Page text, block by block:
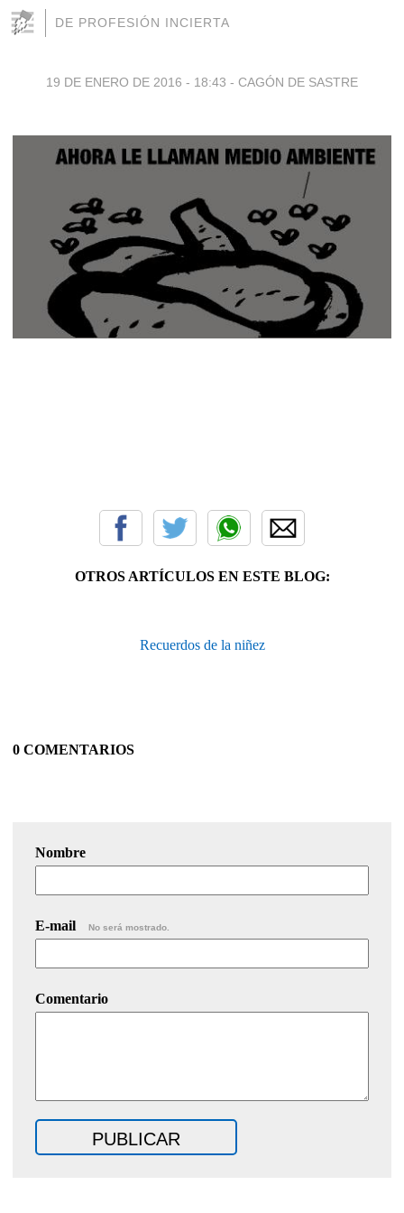
DE PROFESIÓN INCIERTA
19 DE ENERO DE 2016 - 18:43 - CAGÓN DE SASTRE
OTROS ARTÍCULOS EN ESTE BLOG:
Recuerdos de la niñez
0 COMENTARIOS
Nombre
E-mail No será mostrado.
Comentario